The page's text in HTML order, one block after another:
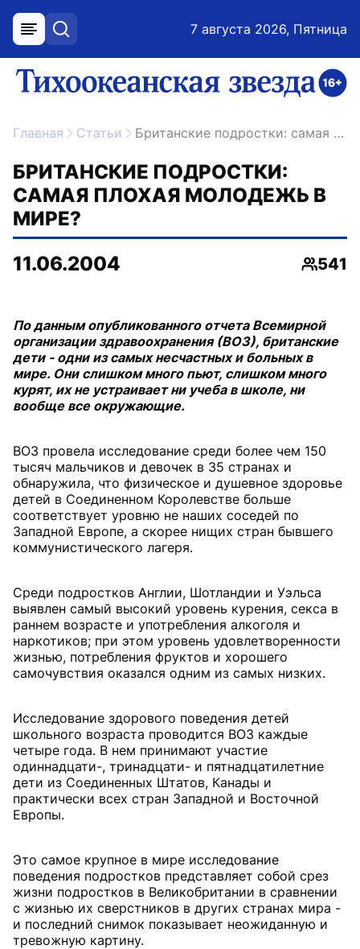
меню поиск 7 августа 2026, Пятница
ссылка на главную
Главная Статьи Британские подростки: самая плохая молодежь в мире?
БРИТАНСКИЕ ПОДРОСТКИ:
САМАЯ ПЛОХАЯ МОЛОДЕЖЬ В
МИРЕ?
11.06.2004
541
По данным опубликованного отчета Всемирной
организации здравоохранения (ВОЗ), британские
дети - одни из самых несчастных и больных в
мире. Они слишком много пьют, слишком много
курят, их не устраивает ни учеба в школе, ни
вообще все окружающие.
ВОЗ провела исследование среди более чем 150
тысяч мальчиков и девочек в 35 странах и
обнаружила, что физическое и душевное здоровье
детей в Соединенном Королевстве больше
соответствует уровню не наших соседей по
Западной Европе, а скорее нищих стран бывшего
коммунистического лагеря.
Среди подростков Англии, Шотландии и Уэльса
выявлен самый высокий уровень курения, секса в
раннем возрасте и употребления алкоголя и
наркотиков; при этом уровень удовлетворенности
жизнью, потребления фруктов и хорошего
самочувствия оказался одним из самых низких.
Исследование здорового поведения детей
школьного возраста проводится ВОЗ каждые
четыре года. В нем принимают участие
одиннадцати-, тринадцати- и пятнадцатилетние
дети из Соединенных Штатов, Канады и
практически всех стран Западной и Восточной
Европы.
Это самое крупное в мире исследование
поведения подростков представляет собой срез
жизни подростков в Великобритании в сравнении
с жизнью их сверстников в других странах мира -
и последний снимок показывает неожиданную и
тревожную картину.